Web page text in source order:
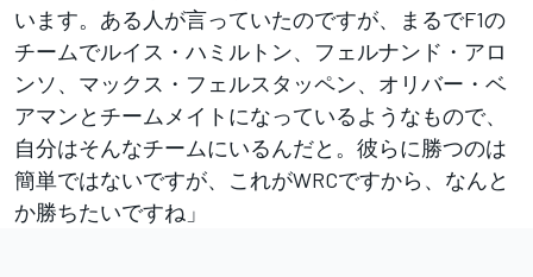
います。ある人が言っていたのですが、まるでF1の
チームでルイス・ハミルトン、フェルナンド・アロ
ンソ、マックス・フェルスタッペン、オリバー・ベ
アマンとチームメイトになっているようなもので、
自分はそんなチームにいるんだと。彼らに勝つのは
簡単ではないですが、これがWRCですから、なんと
か勝ちたいですね」